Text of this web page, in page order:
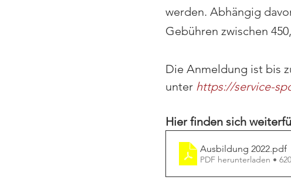
werden. Abhängig
Gebühren zwischen
Die Anmeldung ist bis
unter https://service-
Hier finden sich
Ausbildung 2022.pdf
PDF herunterladen •